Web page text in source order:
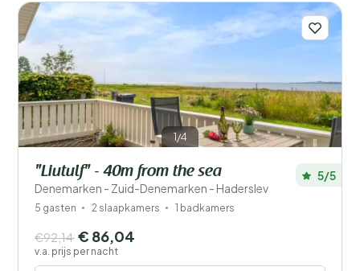
1/4
"Liutulf" - 40m from the sea
Denemarken - Zuid-Denemarken - Haderslev
5/5
5 gasten 2 slaapkamers 1 badkamers
€92,14 € 86,04
v.a. prijs per nacht